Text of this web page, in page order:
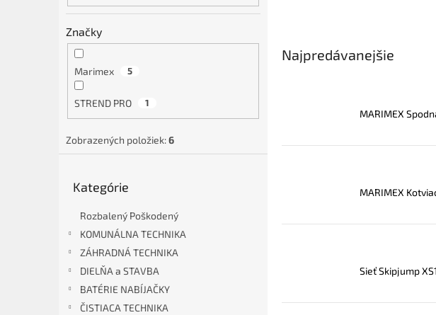
Značky
Marimex 5
STREND PRO 1
Zobrazených položiek:6
kategórie
Kategórie
Rozbalený Poškodený
KOMUNÁLNA TECHNIKA
ZÁHRADNÁ TECHNIKA
DIELŇA a STAVBA
BATÉRIE NABÍJAČKY
ČISTIACA TECHNIKA
Najpredávanejšie
MARIMEX
MARIMEX
Sieť Skipjump